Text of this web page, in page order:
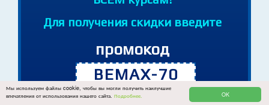
OK
Мы используем файлы cookie, чтобы вы могли получить наилучшие
впечатления от использования нашего сайта. Подробнее.
Cкидка 70% на Полный доступ ко
ВСЕМ курсам!
Для получения скидки введите
промокод